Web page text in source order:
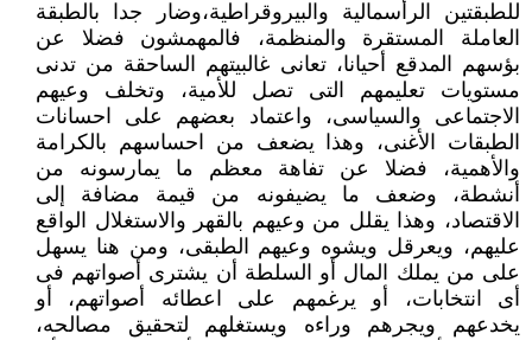
للطبقتين الرأسمالية والبيروقراطية،وضار جدا بالطبقة
العاملة المستقرة والمنظمة، فالمهمشون فضلا عن
بؤسهم المدقع أحيانا، تعانى غالبيتهم الساحقة من تدنى
مستويات تعليمهم التى تصل للأمية، وتخلف وعيهم
الاجتماعى والسياسى، واعتماد بعضهم على احسانات
الطبقات الأغنى، وهذا يضعف من احساسهم بالكرامة
والأهمية، فضلا عن تفاهة معظم ما يمارسونه من
أنشطة، وضعف ما يضيفونه من قيمة مضافة إلى
الاقتصاد، وهذا يقلل من وعيهم بالقهر والاستغلال الواقع
عليهم، ويعرقل ويشوه وعيهم الطبقى، ومن هنا يسهل
على من يملك المال أو السلطة أن يشترى أصواتهم فى
أى انتخابات، أو يرغمهم على اعطائه أصواتهم، أو
يخدعهم ويجرهم وراءه ويستغلهم لتحقيق مصالحه،